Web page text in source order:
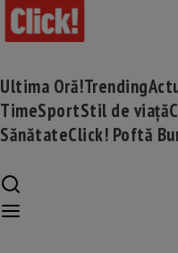
Ultima Oră!Trending
TimeSportStil de viață
SănătateClick! Poftă